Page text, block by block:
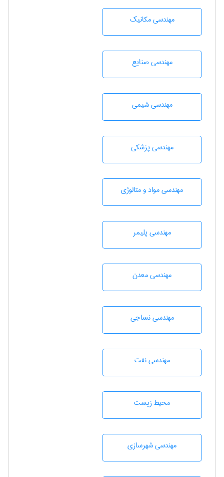
مهندسی مکانیک
مهندسی صنايع
مهندسي شيمی
مهندسی پزشکی
مهندسی مواد و متالوژی
مهندسی پليمر
مهندسی معدن
مهندسي نساجی
مهندسی نفت
محيط زيست
مهندسی شهرسازی